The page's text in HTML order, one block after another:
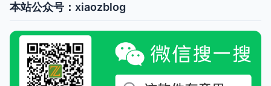
本站公众号：xiaozblog